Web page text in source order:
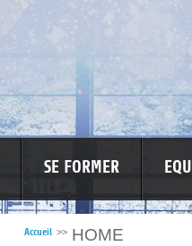
SE FORMER
Accueil >> HOME